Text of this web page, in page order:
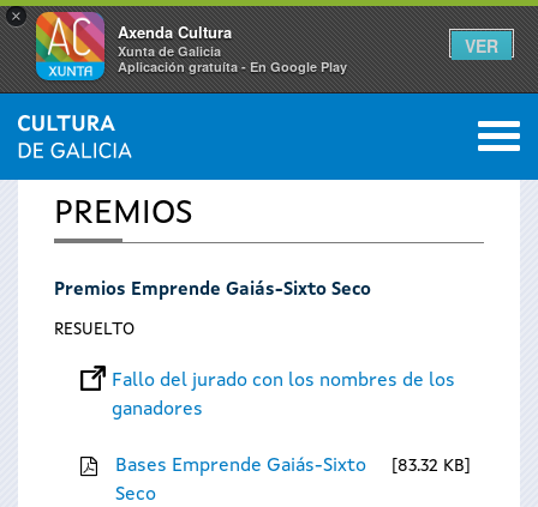
×
Axenda Cultura
Xunta de Galicia
Aplicación gratuíta - En Google Play
VER
Se
encuentra
usted
INICIO 0
PREMIOS
Premios Emprende Gaiás-Sixto Seco
RESUELTO
Fallo del jurado con los nombres de los
ganadores
Bases Emprende Gaiás-Sixto
Seco
83.32 KB